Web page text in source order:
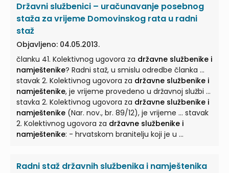
Državni službenici – uračunavanje posebnog
staža za vrijeme Domovinskog rata u radni
staž
Objavljeno: 04.05.2013.
članku 41. Kolektivnog ugovora za državne službenike i
namještenike? Radni staž, u smislu odredbe članka ...
stavak 2. Kolektivnog ugovora za državne službenike i
namještenike, je vrijeme provedeno u državnoj službi ...
stavka 2. Kolektivnog ugovora za državne službenike i
namještenike (Nar. nov., br. 89/12), je vrijeme ... stavak
2. Kolektivnog ugovora za državne službenike i
namještenike: - hrvatskom branitelju koji je u ...
Radni staž državnih službenika i namještenika